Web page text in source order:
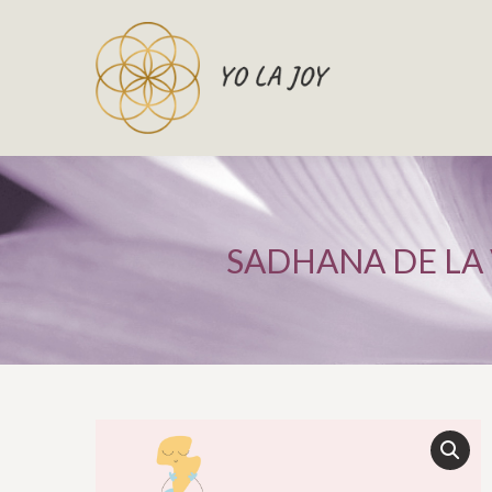
SADHANA DE LA